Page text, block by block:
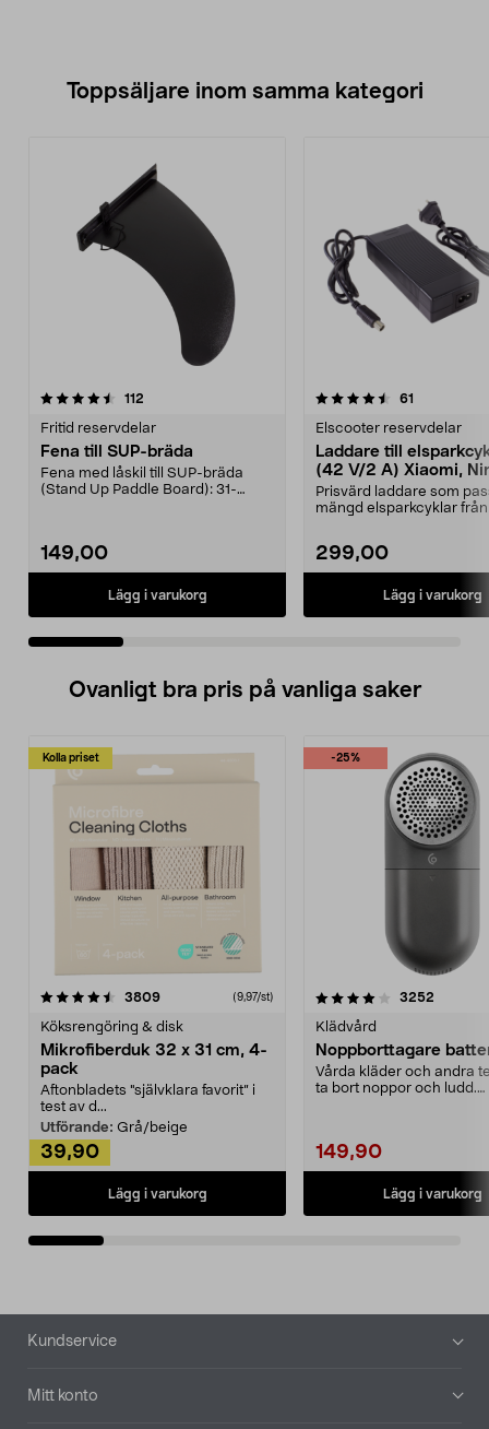
Toppsäljare inom samma kategori
112
Fritid reservdelar
Fena till SUP-bräda
Fena med låskil till SUP-bräda
(Stand Up Paddle Board): 31-
149,00
Lägg i varukorg
4.5 av 5 stjärnor 61
Elscooter reservdelar
Laddare till
(42 V/2 A) Xiaomi,
E-Way m.fl.
Prisvärd laddare som
mängd elsparkcyklar från
299,00
Lägg i varukorg
4.5 av 5 stjärnor
Ovanligt bra pris på vanliga saker
Kolla priset
3809recensioner (9,97/st)
Köksrengöring & disk
Mikrofiberduk 32 x 31 cm, 4-
pack
Aftonbladets "självklara favorit” i
test av d...
Utförande: Grå/beige
39,90
Lägg i varukorg
-25%
4.0av 5 stjärnor 3252
Klädvård
Noppborttagare
Vårda kläder och andra
ta bort noppor och ludd.
149,90
Lägg i varukorg
4.5av 5 stjärnor
Sidfot
Kundservice
Mitt konto